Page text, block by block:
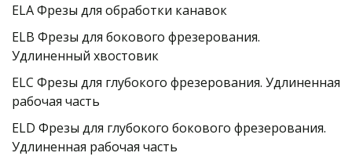
ELA Фрезы для обработки канавок
ELB Фрезы для бокового фрезерования.
Удлиненный хвостовик
ELC Фрезы для глубокого фрезерования. Удлиненная
рабочая часть
ELD Фрезы для глубокого бокового фрезерования.
Удлиненная рабочая часть